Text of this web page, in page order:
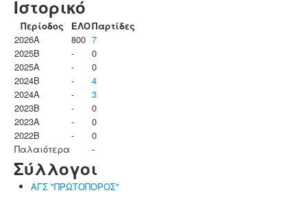
Ιστορικό
Περίοδος ΕΛΟΠαρτίδες
2026A
800 7
2025B
-
0
2025A
-
0
2024B
-
4
2024A
-
3
2023B
-
0
2023Α
-
0
2022B
-
0
Παλαιότερα
-
Σύλλογοι
ΑΓΣ "ΠΡΩΤΟΠΟΡΟΣ"